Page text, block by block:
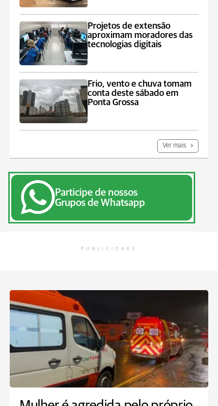
Projetos de extensão
aproximam moradores das
tecnologias digitais
Frio, vento e chuva tomam
conta deste sábado em
Ponta Grossa
Ver mais
Participe de nossos
Grupos de Whatsapp
PUBLICIDADE